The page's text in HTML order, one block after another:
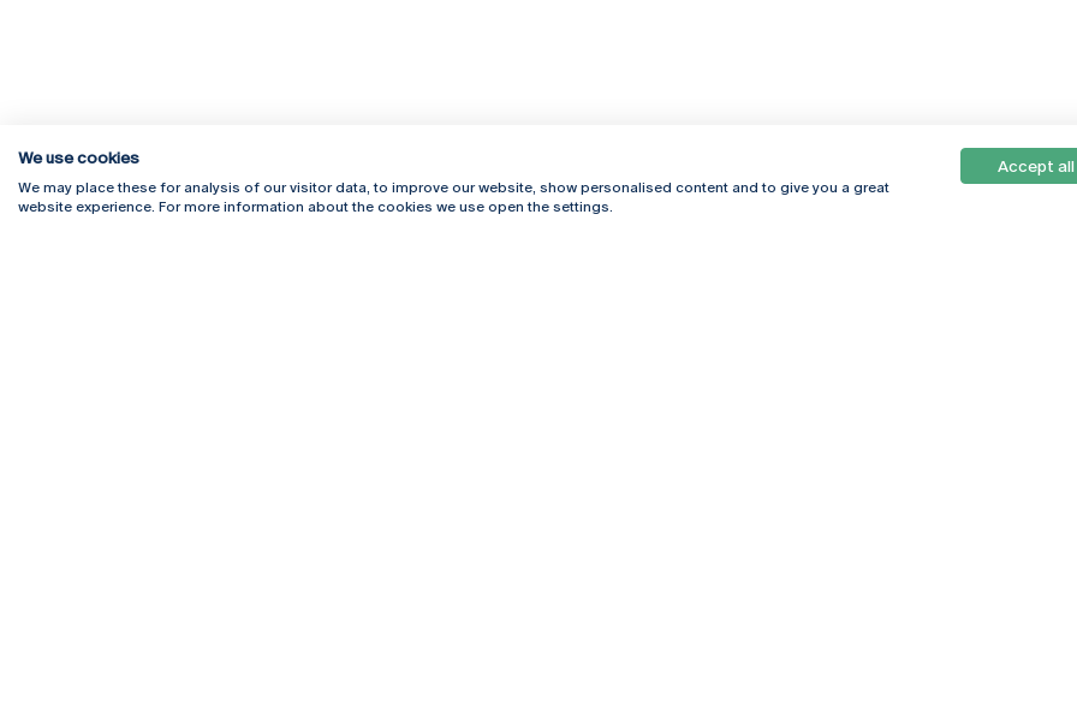
Rua Diogo Botelho 1327
Campus Online
We use cookies
We may place these for analysis of our visitor data, to improve our website, show personalised content and to give you a great
website experience. For more information about the cookies we use open the settings.
Accept all